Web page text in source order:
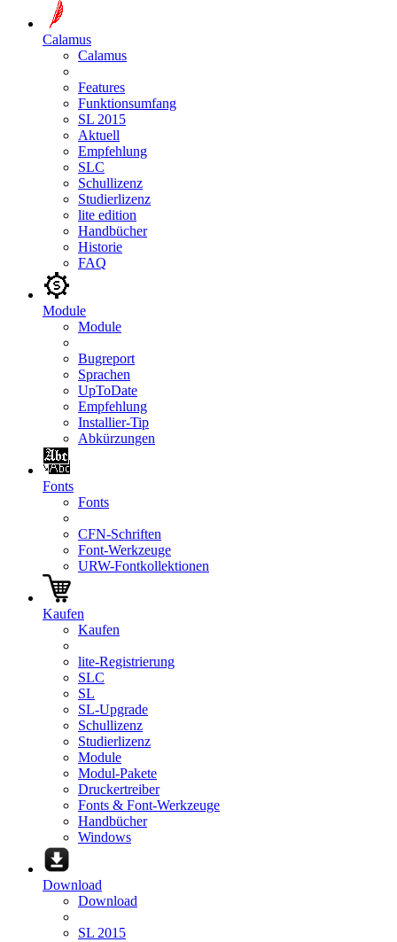
Calamus
Calamus
Features
Funktionsumfang
SL 2015
Aktuell
Empfehlung
SLC
Schullizenz
Studierlizenz
lite edition
Handbücher
Historie
FAQ
Module
Module
Bugreport
Sprachen
UpToDate
Empfehlung
Installier-Tip
Abkürzungen
Fonts
Fonts
CFN-Schriften
Font-Werkzeuge
URW-Fontkollektionen
Kaufen
Kaufen
lite-Registrierung
SLC
SL
SL-Upgrade
Schullizenz
Studierlizenz
Module
Modul-Pakete
Druckertreiber
Fonts & Font-Werkzeuge
Handbücher
Windows
Download
Download
SL 2015